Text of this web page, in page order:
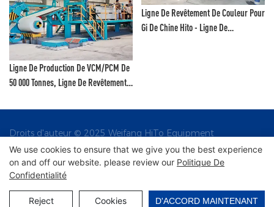
Ligne De Revêtement De Couleur Pour
Gi De Chine Hito - Ligne De
Revêtement Au Fluorure De
Polyvinylidène Et Ligne De Peinture
Couleur
Couleur
Droits d'auteur © 2025 Weifang HiTo Equipment
Engineering Co., Ltd |
Plan du site
We use cookies to ensure that we give you the best experience
on and off our website. please review our Politique De
Confidentialité
Reject Cookies D'ACCORD MAINTENANT